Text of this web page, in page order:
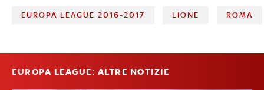
EUROPA LEAGUE 2016-2017 LIONE ROMA
EUROPA LEAGUE: ALTRE NOTIZIE